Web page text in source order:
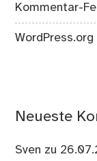
Kommentar-
WordPress.org
Neueste
Sven zu